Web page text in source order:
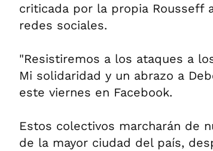
criticada por la propia Rousseff
redes sociales.
"Resistiremos a los ataques a
Mi solidaridad y un abrazo a
este viernes en Facebook.
Estos colectivos marcharán de
de la mayor ciudad del país,